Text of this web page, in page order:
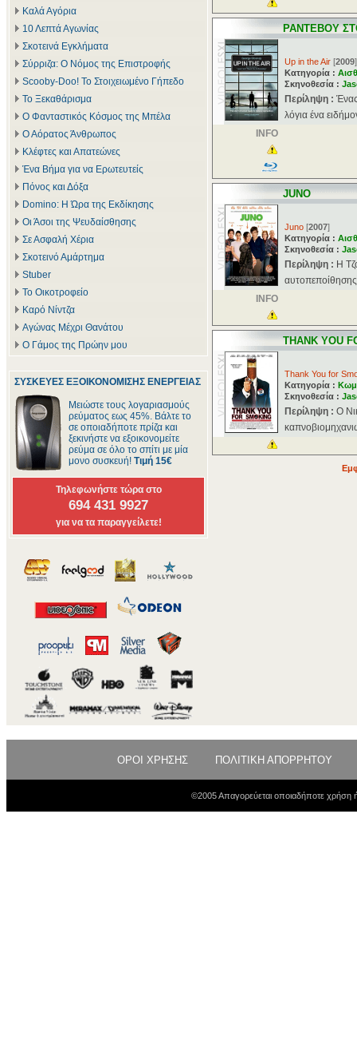
Καλά Αγόρια
10 Λεπτά Αγωνίας
Σκοτεινά Εγκλήματα
Σύρριζα: Ο Νόμος της Επιστροφής
Scooby-Doo! Το Στοιχειωμένο Γήπεδο
Το Ξεκαθάρισμα
Ο Φανταστικός Κόσμος της Μπέλα
Ο Αόρατος Άνθρωπος
Κλέφτες και Απατεώνες
Ένα Βήμα για να Ερωτευτείς
Πόνος και Δόξα
Domino: Η Ώρα της Εκδίκησης
Οι Άσοι της Ψευδαίσθησης
Σε Ασφαλή Χέρια
Σκοτεινό Αμάρτημα
Stuber
Το Οικοτροφείο
Καρό Νίντζα
Αγώνας Μέχρι Θανάτου
Ο Γάμος της Πρώην μου
ΣΥΣΚΕΥΕΣ ΕΞΟΙΚΟΝΟΜΙΣΗΣ ΕΝΕΡΓΕΙΑΣ
Μειώστε τους λογαριασμούς
ρεύματος εως 45%. Βάλτε το
σε οποιαδήποτε πρίζα και
ξεκινήστε να εξοικονομείτε
ρεύμα σε όλο το σπίτι με μία
μονο συσκευή! Τιμή 15€
Τηλεφωνήστε τώρα στο
694 431 9927
για να τα παραγγείλετε!
ΡΑΝΤΕΒΟΥ
Up in the Air [2009]
Κατηγορία :
Σκηνοθεσία :
Περίληψη :
λόγια ένα
INFO
JUNO
Juno [2007]
Κατηγορία :
Σκηνοθεσία :
Περίληψη : Η
INFO
THANK YOU
Thank You for
Κατηγορία :
Σκηνοθεσία :
Περίληψη : Ο
ΟΡΟΙ ΧΡΗΣΗΣ ΠΟΛΙΤΙΚΗ ΑΠΟΡΡΗΤΟΥ
©2005 Απαγορεύεται οποιαδήποτε χρήση